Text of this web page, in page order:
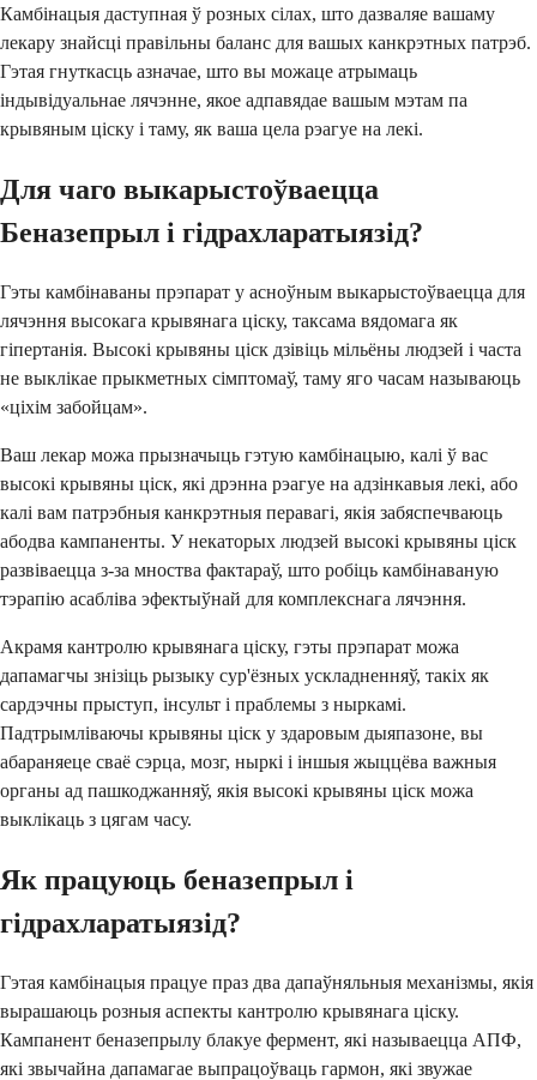
Камбінацыя даступная ў розных сілах, што дазваляе вашаму
лекару знайсці правільны баланс для вашых канкрэтных патрэб.
Гэтая гнуткасць азначае, што вы можаце атрымаць
індывідуальнае лячэнне, якое адпавядае вашым мэтам па
крывяным ціску і таму, як ваша цела рэагуе на лекі.
Для чаго выкарыстоўваецца
Беназепрыл і гідрахларатыязід?
Гэты камбінаваны прэпарат у асноўным выкарыстоўваецца для
лячэння высокага крывянага ціску, таксама вядомага як
гіпертанія. Высокі крывяны ціск дзівіць мільёны людзей і часта
не выклікае прыкметных сімптомаў, таму яго часам называюць
«ціхім забойцам».
Ваш лекар можа прызначыць гэтую камбінацыю, калі ў вас
высокі крывяны ціск, які дрэнна рэагуе на адзінкавыя лекі, або
калі вам патрэбныя канкрэтныя перавагі, якія забяспечваюць
абодва кампаненты. У некаторых людзей высокі крывяны ціск
развіваецца з-за мноства фактараў, што робіць камбінаваную
тэрапію асабліва эфектыўнай для комплекснага лячэння.
Акрамя кантролю крывянага ціску, гэты прэпарат можа
дапамагчы знізіць рызыку сур'ёзных ускладненняў, такіх як
сардэчны прыступ, інсульт і праблемы з ныркамі.
Падтрымліваючы крывяны ціск у здаровым дыяпазоне, вы
абараняеце сваё сэрца, мозг, ныркі і іншыя жыццёва важныя
органы ад пашкоджанняў, якія высокі крывяны ціск можа
выклікаць з цягам часу.
Як працуюць беназепрыл і
гідрахларатыязід?
Гэтая камбінацыя працуе праз два дапаўняльныя механізмы, якія
вырашаюць розныя аспекты кантролю крывянага ціску.
Кампанент беназепрылу блакуе фермент, які называецца АПФ,
які звычайна дапамагае выпрацоўваць гармон, які звужае